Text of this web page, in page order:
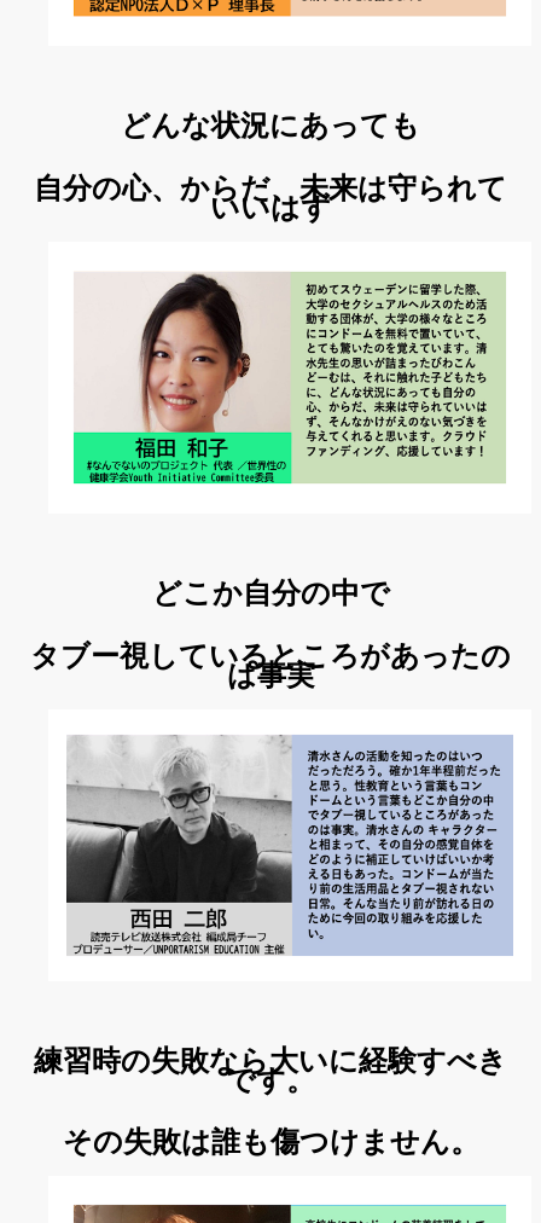
どんな状況にあっても
自分の心、からだ、未来は守られて
いいはず
どこか自分の中で
タブー視しているところがあったの
は事実
練習時の失敗なら大いに経験すべき
です。
その失敗は誰も傷つけません。